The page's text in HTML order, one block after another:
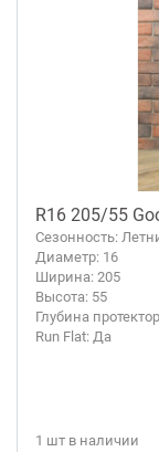
R16 205/55
Сезонность:
Диаметр: 16
Ширина: 205
Высота: 55
Глубина
Run Flat: Да
1 шт в наличии